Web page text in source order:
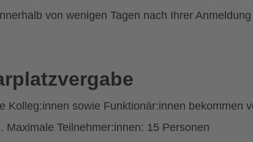
von wenigen Tagen nach Ihrer
Kolleg:innen sowie Funktionär:innen bekommen
Maximale Teilnehmer:innen: 15 Personen